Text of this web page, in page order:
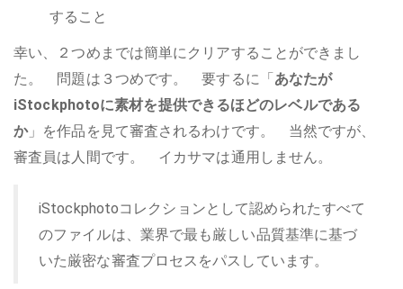
すること
幸い、２つめまでは簡単にクリアすることができまし
た。 問題は３つめです。 要するに「 あなたが
iStockphotoに素材を提供できるほどのレベルである
か」を作品を見て審査されるわけです。 当然ですが、
審査員は人間です。 イカサマは通用しません。
iStockphotoコレクションとして認められたすべて
のファイルは、業界で最も厳しい品質基準に基づ
いた厳密な審査プロセスをパスしています。